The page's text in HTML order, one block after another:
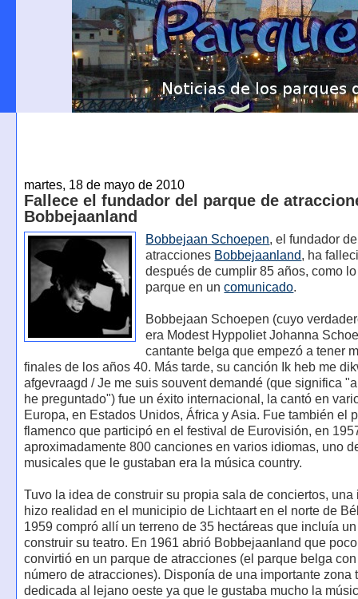
martes, 18 de mayo de 2010
Fallece el fundador del parque de
Bobbejaanland
Bobbejaan Schoepen, el fundador
atracciones Bobbejaanland, ha
después de cumplir 85 años, como
parque en uncomunicado.
Bobbejaan Schoepen (cuyo
era Modest Hyppoliet Johanna
cantante belga que empezó a tener
finales de los años 40. Más tarde, su canción Ik heb me
afgevraagd / Je me suis souvent demandé (que significa
he preguntado") fue un éxito internacional, la cantó en
Europa, en Estados Unidos, África y Asia. Fue también el
flamenco que participó en el festival de Eurovisión, en
aproximadamente 800 canciones en varios idiomas, uno
musicales que le gustaban era la música country.
Tuvo la idea de construir su propia sala de conciertos, una
hizo realidad en el municipio de Lichtaart en el norte de
1959 compró allí un terreno de 35 hectáreas que incluía
construir su teatro. En 1961 abrió Bobbejaanland que
convirtió en un parque de atracciones (el parque belga
número de atracciones). Disponía de una importante zona
dedicada al lejano oeste ya que le gustaba mucho la